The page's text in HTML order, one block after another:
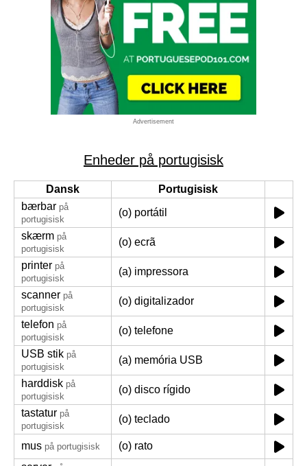
Advertisement
Enheder på portugisisk
Dansk
Portugisisk
bærbar på
portugisisk
(o) portátil
skærm på
portugisisk
(o) ecrã
printer på
portugisisk
(a) impressora
scanner på
portugisisk
(o) digitalizador
telefon på
portugisisk
(o) telefone
USB stik på
portugisisk
(a) memória USB
harddisk på
portugisisk
(o) disco rígido
tastatur på
portugisisk
(o) teclado
mus på portugisisk
(o) rato